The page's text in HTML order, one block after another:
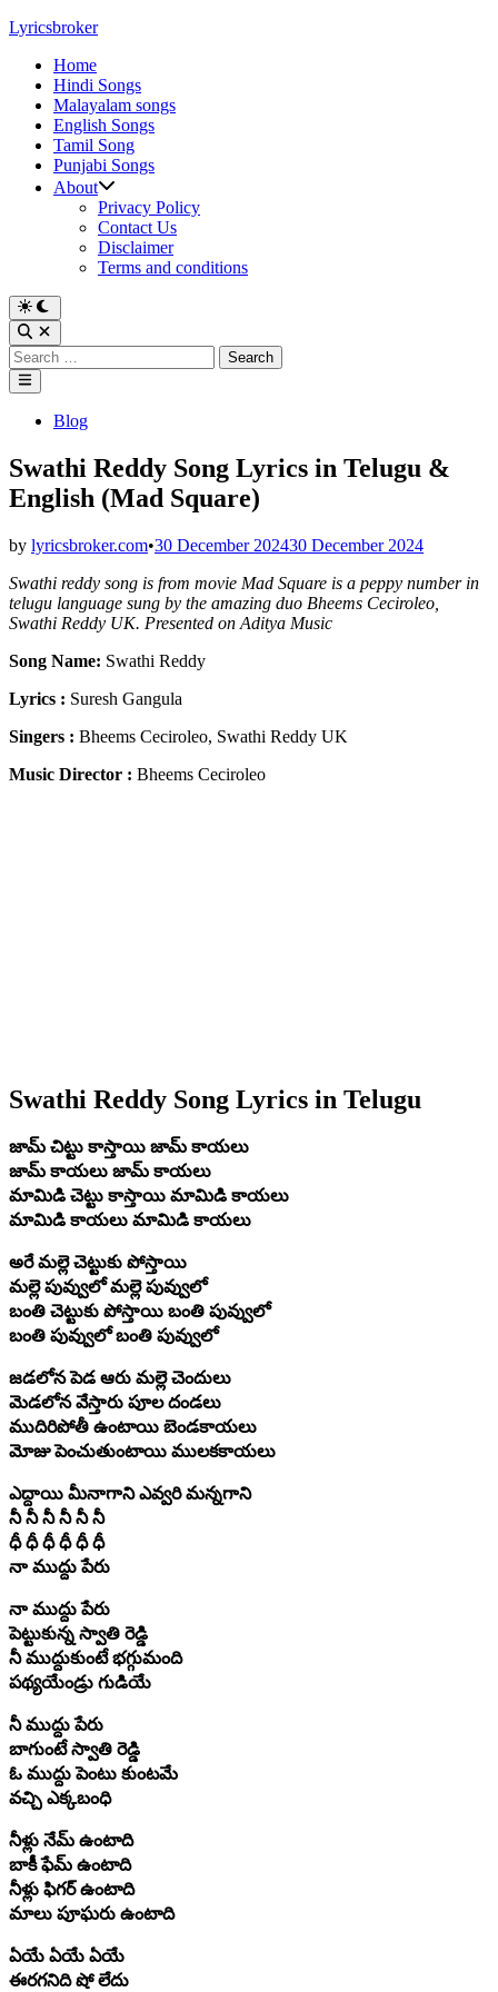
Skip
content
Lyricsbroker
Home
Hindi Songs
Malayalam songs
English Songs
Tamil Song
Punjabi Songs
About
Privacy Policy
Contact Us
Disclaimer
Terms and conditions
Switch
to
dark
mode
Open
Search
Search
for:
Main
Menu
PostedBlog
Swathi Reddy Song Lyrics in Telugu &
English (Mad Square)
by lyricsbroker.com•30 December 202430 December 2024
Swathi reddy song is from movie Mad Square is a peppy number in
telugu language sung by the amazing duo Bheems Ceciroleo,
Swathi Reddy UK. Presented on Aditya Music
Song Name: Swathi Reddy
Lyrics : Suresh Gangula
Singers : Bheems Ceciroleo, Swathi Reddy UK
Music Director : Bheems Ceciroleo
Swathi Reddy Song Lyrics in Telugu
జామ్ చిట్టు కాస్తాయి జామ్ కాయలు
జామ్ కాయలు జామ్ కాయలు
మామిడి చెట్టు కాస్తాయి మామిడి కాయలు
మామిడి కాయలు మామిడి కాయలు
అరే మల్లె చెట్టుకు పోస్తాయి
మల్లె పువ్వులో మల్లె పువ్వులో
బంతి చెట్టుకు పోస్తాయి బంతి పువ్వులో
బంతి పువ్వులో బంతి పువ్వులో
జడలోన పెడ ఆరు మల్లె చెందులు
మెడలోన వేస్తారు పూల దండలు
ముదిరిపోతీ ఉంటాయి బెండకాయలు
మోజు పెంచుతుంటాయి ములకకాయలు
ఎద్దాయి మీనాగాని ఎవ్వరి మన్నగాని
నీ నీ నీ నీ నీ నీ
ధీ ధీ ధీ ధీ ధీ ధీ
నా ముద్దు పేరు
నా ముద్దు పేరు
పెట్టుకున్న స్వాతి రెడ్డి
నీ ముద్దుకుంటే భగ్గుమంది
పథ్యయేండ్రు గుడియే
నీ ముద్దు పేరు
బాగుంటే స్వాతి రెడ్డి
ఓ ముద్దు పెంటు కుంటమే
వచ్చి ఎక్కబంధి
నీళ్లు నేమ్ ఉంటాది
బాకీ ఫేమ్ ఉంటాది
నీళ్లు ఫిగర్ ఉంటాది
మాలు పూఘరు ఉంటాది
ఏయే ఏయే ఏయే
ఈరగనిది షో లేదు